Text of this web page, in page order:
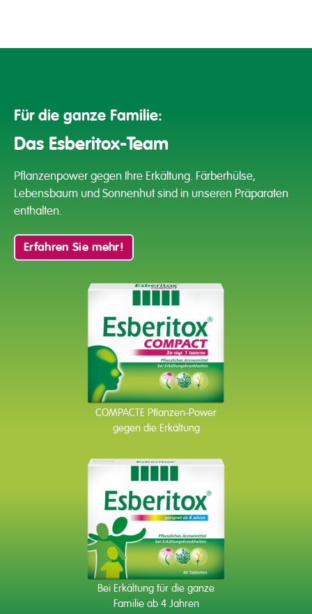
Für die ganze Familie:
Das Esberitox-Team
Pflanzenpower gegen Ihre Erkältung. Färberhülse,
Lebensbaum undSonnenhut sind in unseren Präparaten
enthalten.
Erfahren Sie mehr!
COMPACTE Pflanzen-Power
gegen die Erkältung
Bei Erkältung für die ganze
Familie ab 4 Jahren